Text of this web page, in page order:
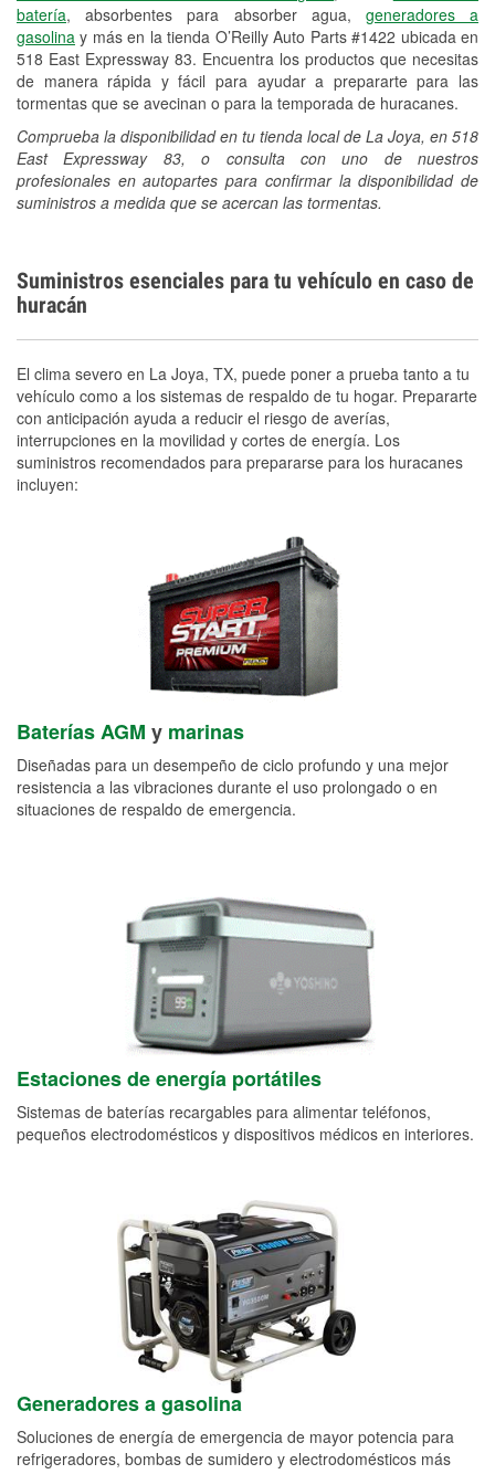
batería, absorbentes para absorber agua, generadores a
gasolina y más en la tienda O’Reilly Auto Parts #1422 ubicada en
518 East Expressway 83. Encuentra los productos que necesitas
de manera rápida y fácil para ayudar a prepararte para las
tormentas que se avecinan o para la temporada de huracanes.
Comprueba la disponibilidad en tu tienda local de La Joya, en 518
East Expressway 83, o consulta con uno de nuestros
profesionales en autopartes para confirmar la disponibilidad de
suministros a medida que se acercan las tormentas.
Suministros esenciales para tu vehículo en caso de
huracán
El clima severo en La Joya, TX, puede poner a prueba tanto a tu
vehículo como a los sistemas de respaldo de tu hogar. Prepararte
con anticipación ayuda a reducir el riesgo de averías,
interrupciones en la movilidad y cortes de energía. Los
suministros recomendados para prepararse para los huracanes
incluyen:
Baterías AGM y marinas
Diseñadas para un desempeño de ciclo profundo y una mejor
resistencia a las vibraciones durante el uso prolongado o en
situaciones de respaldo de emergencia.
Estaciones de energía portátiles
Sistemas de baterías recargables para alimentar teléfonos,
pequeños electrodomésticos y dispositivos médicos en interiores.
Generadores a gasolina
Soluciones de energía de emergencia de mayor potencia para
refrigeradores, bombas de sumidero y electrodomésticos más